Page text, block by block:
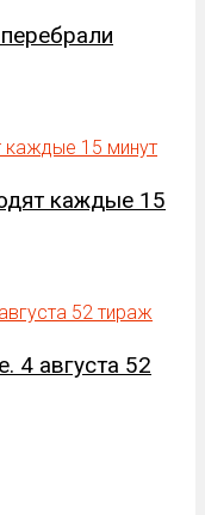
каждые 15
4 августа 52